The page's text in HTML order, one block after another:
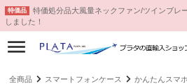
特価品
特価処分品大風量ネックファン/ツインブレ
しました！
全商品 スマートフォンケース かんたんスマホ